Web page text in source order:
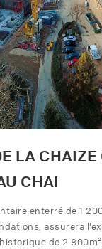
LA CHAIZE
CHAI
enterré de 1
assurera
de 2